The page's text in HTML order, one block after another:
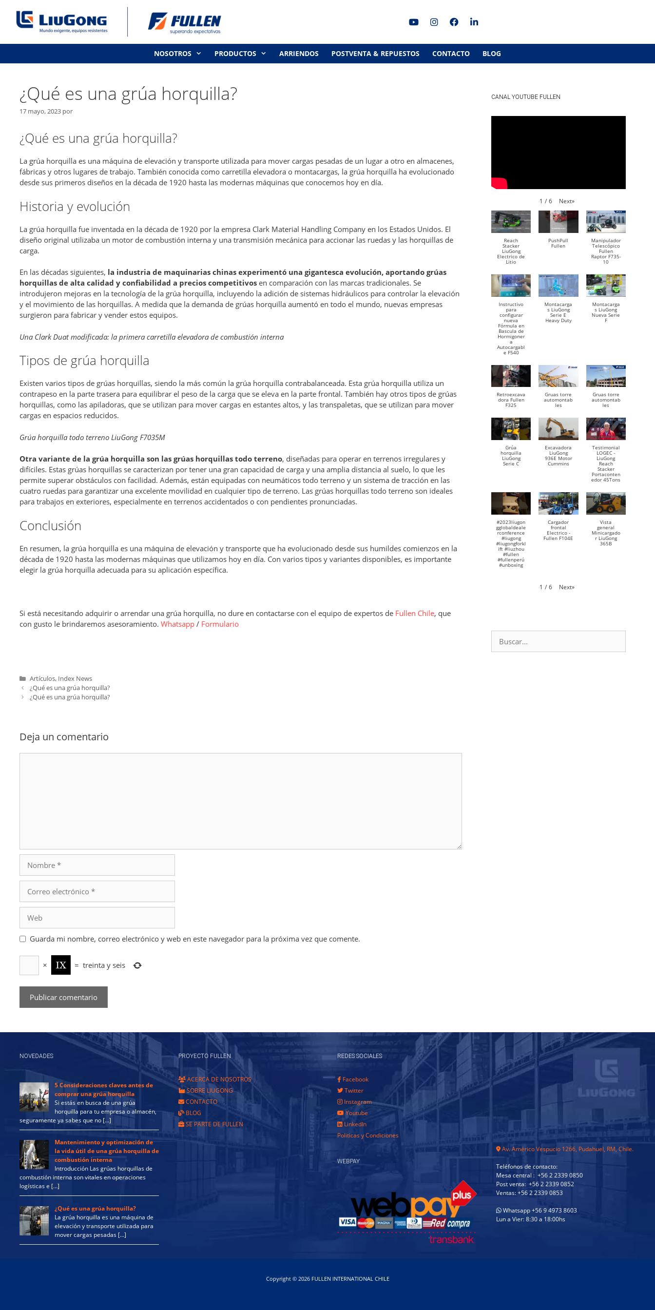
contenido
NOSOTROS PRODUCTOS ARRIENDOS POSTVENTA & REPUESTOS CONTACTO BLOG
¿Qué es una grúa horquilla?
17 mayo, 2023 por
¿Qué es una grúa horquilla?
La grúa horquilla es una máquina de elevación y transporte utilizada para mover cargas pesadas de un lugar a otro en almacenes,
fábricas y otros lugares de trabajo. También conocida como carretilla elevadora o montacargas, la grúa horquilla ha evolucionado
desde sus primeros diseños en la década de 1920 hasta las modernas máquinas que conocemos hoy en día.
Historia y evolución
La grúa horquilla fue inventada en la década de 1920 por la empresa Clark Material Handling Company en los Estados Unidos. El
diseño original utilizaba un motor de combustión interna y una transmisión mecánica para accionar las ruedas y las horquillas de
carga.
En las décadas siguientes, la industria de maquinarias chinas experimentó una gigantesca evolución, aportando grúas
horquillas de alta calidad y confiabilidad a precios competitivos en comparación con las marcas tradicionales. Se
introdujeron mejoras en la tecnología de la grúa horquilla, incluyendo la adición de sistemas hidráulicos para controlar la elevación
y el movimiento de las horquillas. A medida que la demanda de grúas horquilla aumentó en todo el mundo, nuevas empresas
surgieron para fabricar y vender estos equipos.
Una Clark Duat modificada: la primera carretilla elevadora de combustión interna
Tipos de grúa horquilla
Existen varios tipos de grúas horquillas, siendo la más común la grúa horquilla contrabalanceada. Esta grúa horquilla utiliza un
contrapeso en la parte trasera para equilibrar el peso de la carga que se eleva en la parte frontal. También hay otros tipos de grúas
horquillas, como las apiladoras, que se utilizan para mover cargas en estantes altos, y las transpaletas, que se utilizan para mover
cargas en espacios reducidos.
Grúa horquilla todo terreno LiuGong F7035M
Otra variante de la grúa horquilla son las grúas horquillas todo terreno, diseñadas para operar en terrenos irregulares y
difíciles. Estas grúas horquillas se caracterizan por tener una gran capacidad de carga y una amplia distancia al suelo, lo que les
permite superar obstáculos con facilidad. Además, están equipadas con neumáticos todo terreno y un sistema de tracción en las
cuatro ruedas para garantizar una excelente movilidad en cualquier tipo de terreno. Las grúas horquillas todo terreno son ideales
para trabajos en exteriores, especialmente en terrenos accidentados o con pendientes pronunciadas.
Conclusión
En resumen, la grúa horquilla es una máquina de elevación y transporte que ha evolucionado desde sus humildes comienzos en la
década de 1920 hasta las modernas máquinas que utilizamos hoy en día. Con varios tipos y variantes disponibles, es importante
elegir la grúa horquilla adecuada para su aplicación específica.
Si está necesitando adquirir o arrendar una grúa horquilla, no dure en contactarse con el equipo de expertos de Fullen Chile, que
con gusto le brindaremos asesoramiento. Whatsapp / Formulario
Categorías
Artículos, Index News
¿Qué es una grúa horquilla?
¿Qué es una grúa horquilla?
Deja un comentario
electrónico
Guarda mi nombre, correo electrónico y web en este navegador para la próxima vez que comente.
× = treinta y seis
CANAL YOUTUBE FULLEN
1 / 6 Next»
Reach
Stacker
LiuGong
Electrico de
Litio
PushPull
Fullen
Manipulador
Telescópico
Fullen
Raptor F735-
10
Instructivo
para
configurar
nueva
Fórmula en
Bascula de
Hormigoner
a
Autocargabl
e F540
Montacarga
s LiuGong
Serie E
Heavy Duty
Montacarga
s LiuGong
Nueva Serie
F
Retroexcava
dora Fullen
F325
Gruas torre
automontab
les
Gruas torre
automontab
les
Grúa
horquilla
LiuGong
Serie C
Excavadora
LiuGong
936E Motor
Cummins
Testimonial
LOGEC -
LiuGong
Reach
Stacker
Portaconten
edor 45Tons
#2023liugon
gglobaldeale
rconference
#liugong
#liugongforkl
ift #liuzhou
#fullen
#fullenperú
#unboxing
Cargador
frontal
Electrico -
Fullen F104E
Vista
general
Minicargado
r LiuGong
365B
1 / 6 Next»
NOVEDADES
5 Consideraciones claves antes de
comprar una grúa horquilla
Si estás en busca de una grúa
horquilla para tu empresa o almacén,
seguramente ya sabes que no […]
Mantenimiento y optimización de
la vida útil de una grúa horquilla de
combustión interna
Introducción Las grúas horquillas de
combustión interna son vitales en operaciones
logísticas e […]
¿Qué es una grúa horquilla?
La grúa horquilla es una máquina de
elevación y transporte utilizada para
mover cargas pesadas […]
PROYECTO FULLEN
ACERCA DE NOSOTROS
SOBRE LIUGONG
CONTACTO
BLOG
SE PARTE DE FULLEN
REDES SOCIALES
Facebook
Twitter
Instagram
Youtube
LinkedIn
Politicas y Condiciones
WEBPAY
Av. Américo Vespucio 1266, Pudahuel, RM, Chile.
Teléfonos de contacto:
Mesa central : +56 2 2339 0850
Post venta: +56 2 2339 0852
Ventas: +56 2 2339 0853
Whatsapp +56 9 4973 8603
Lun a Vier: 8:30 a 18:00hs
Copyright © 2026 FULLEN INTERNATIONAL CHILE